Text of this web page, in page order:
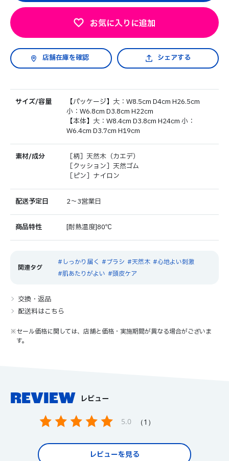
お気に入りに追加
シェアする
サイズ/容量
【パッケージ】大：W8.5cm D4cm H26.5cm
小：W6.8cm D3.8cm H22cm
【本体】大：W8.4cm D3.8cm H24cm 小：
W6.4cm D3.7cm H19cm
素材/成分
［柄］天然木（カエデ）
［クッション］天然ゴム
［ピン］ナイロン
配送予定日 2～3営業日
商品特性 [耐熱温度]80℃
しっかり届く ブラシ 天然木
心地よい刺激
肌あたりがよい
頭皮ケア
交換・返品
配送料はこちら
※セール価格に関しては、店舗と価格・実施期間が異なる場合がございま
す。
REVIEW レビュー
5.0 1
レビューを見る